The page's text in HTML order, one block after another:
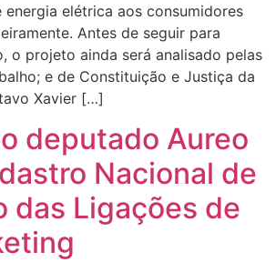
elétrica aos consumidores
Antes de seguir para
o projeto ainda será analisado pelas
e de Constituição e Justiça da
Xavier […]
deputado Aureo
Nacional de
das Ligações de